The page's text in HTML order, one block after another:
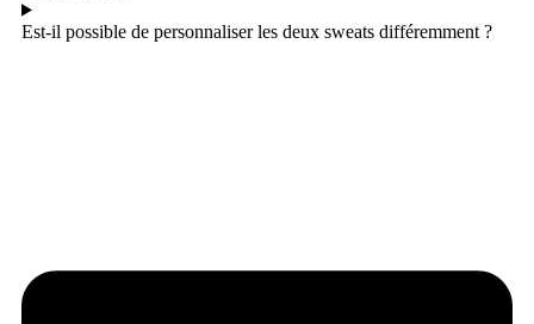
Est-il possible de personnaliser les deux sweats différemment ?